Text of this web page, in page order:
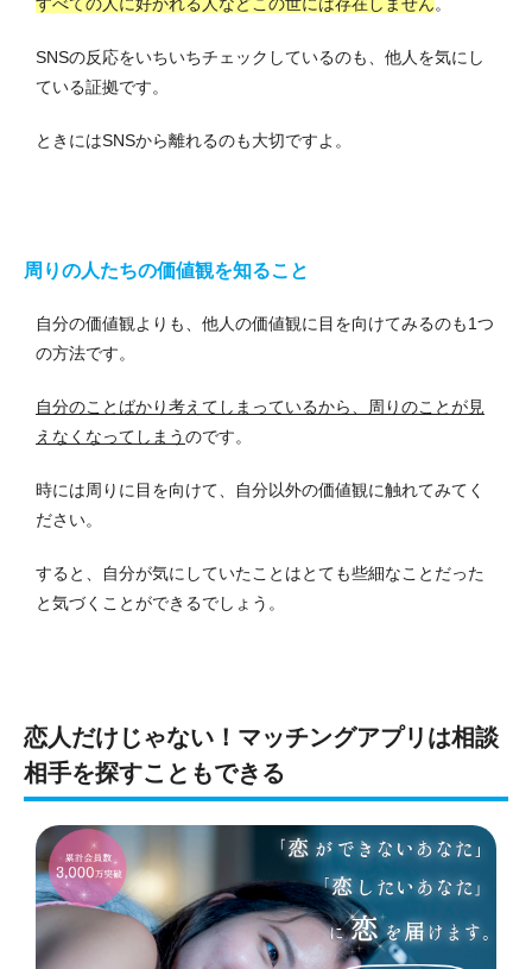
SNSの反応をいちいちチェックしているのも、他人を気にし
ている証拠です。
ときにはSNSから離れるのも大切ですよ。
周りの人たちの価値観を知ること
自分の価値観よりも、他人の価値観に目を向けてみるのも1つ
の方法です。
自分のことばかり考えてしまっているから、周りのことが見
えなくなってしまうのです。
時には周りに目を向けて、自分以外の価値観に触れてみてく
ださい。
すると、自分が気にしていたことはとても些細なことだった
と気づくことができるでしょう。
恋人だけじゃない！マッチングアプリは相談
相手を探すこともできる